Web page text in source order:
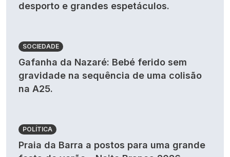
desporto e grandes espetáculos.
SOCIEDADE
Gafanha da Nazaré: Bebé ferido sem
gravidade na sequência de uma colisão
na A25.
POLÍTICA
Praia da Barra a postos para uma grande